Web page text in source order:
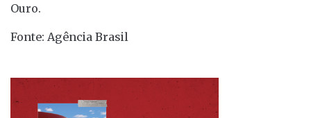
Ouro.
Fonte: Agência Brasil